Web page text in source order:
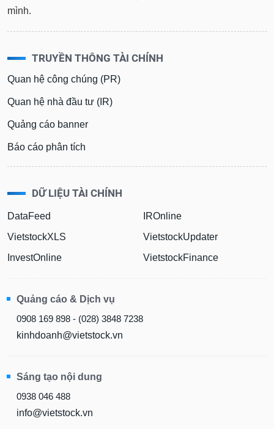
mình.
TRUYỀN THÔNG TÀI CHÍNH
Quan hệ công chúng (PR)
Quan hệ nhà đầu tư (IR)
Quảng cáo banner
Báo cáo phân tích
DỮ LIỆU TÀI CHÍNH
DataFeed
VietstockXLS
InvestOnline
IROnline
VietstockUpdater
VietstockFinance
Quảng cáo & Dịch vụ
0908 169 898 - (028) 3848 7238
kinhdoanh@vietstock.vn
Sáng tạo nội dung
0938 046 488
info@vietstock.vn